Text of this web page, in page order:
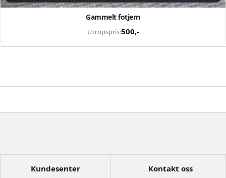
Gammelt fotjern
Utropspris:500,-
Kundesenter Kontakt oss